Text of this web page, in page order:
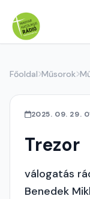
Főoldal Műsorok
2025. 09. 29.
Trezor
válogatás
Benedek